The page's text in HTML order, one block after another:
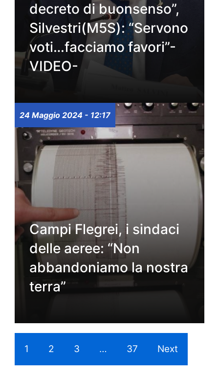
decreto di buonsenso”,
Silvestri(M5S): “Servono
voti…facciamo favori”-
VIDEO-
24 Maggio 2024 - 12:17
Campi Flegrei, i sindaci
delle aeree: “Non
abbandoniamo la nostra
terra”
1 2 3 … 37 Next